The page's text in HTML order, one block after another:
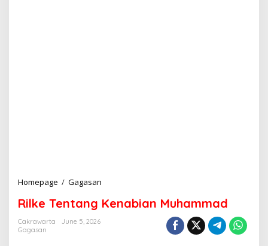
Homepage / Gagasan
l
Rilke Tentang Kenabian Muhammad
Cakrawarta
June 5, 2026
Gagasan